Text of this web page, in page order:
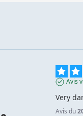
Avis
Very
Avis du